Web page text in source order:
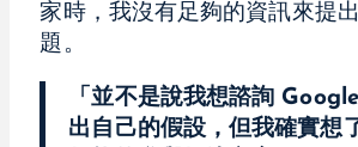
家時，我沒有足夠的資訊來提
題。
「並不是說我想諮詢
出自己的假設，但我確實想